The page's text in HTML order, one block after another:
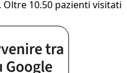
10.50 pazienti visitati